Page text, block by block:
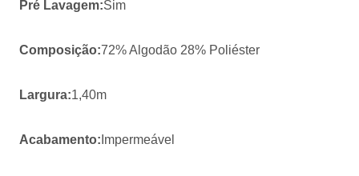
Pré Lavagem:Sim
Composição:72% Algodão 28% Poliéster
Largura:1,40m
Acabamento: Impermeável